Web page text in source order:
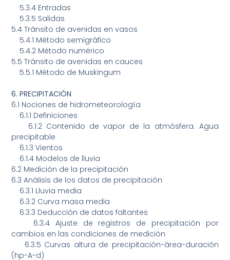
5.3.4 Entradas
5.3.5 Salidas
5.4Tránsito de avenidas en vasos
5.4.1 Método semigráfico
5.4.2 Método numérico
5.5Tránsito de avenidas en cauces
5.5.1 Método de Muskingum
6.PRECIPITACIÓN
6.1 Nociones de hidrometeorología
6.1.1 Definiciones
6.1.2 Contenido de vapor de la atmósfera. Agua
precipitable
6.1.3Vientos
6.1.4 Modelos de lluvia
6.2 Medición de la precipitación
6.3Análisis de los datos de precipitación
6.3.1 Lluvia media
6.3.2 Curva masa media
6.3.3 Deducción de datos faltantes
6.3.4 Ajuste de registros de precipitación por
cambios en las condiciones de medición
6.3.5 Curvas altura de precipitación-área-duración
(hp-A-d)